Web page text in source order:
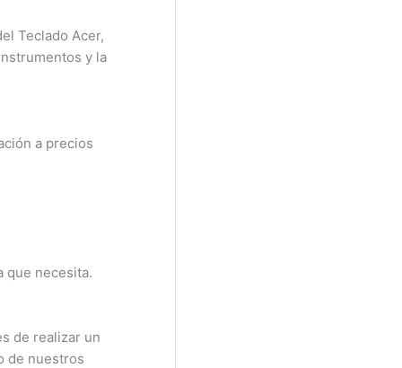
Teclado Acer,
y la
a precios
que necesita.
de realizar un
de nuestros